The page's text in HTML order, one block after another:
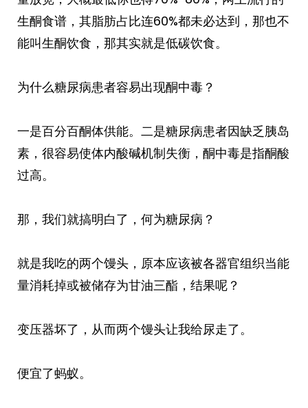
生酮食谱，其脂肪占比连60%都未必达到，那也不
能叫生酮饮食，那其实就是低碳饮食。
为什么糖尿病患者容易出现酮中毒？
一是百分百酮体供能。二是糖尿病患者因缺乏胰岛
素，很容易使体内酸碱机制失衡，酮中毒是指酮酸
过高。
那，我们就搞明白了，何为糖尿病？
就是我吃的两个馒头，原本应该被各器官组织当能
量消耗掉或被储存为甘油三酯，结果呢？
变压器坏了，从而两个馒头让我给尿走了。
便宜了蚂蚁。